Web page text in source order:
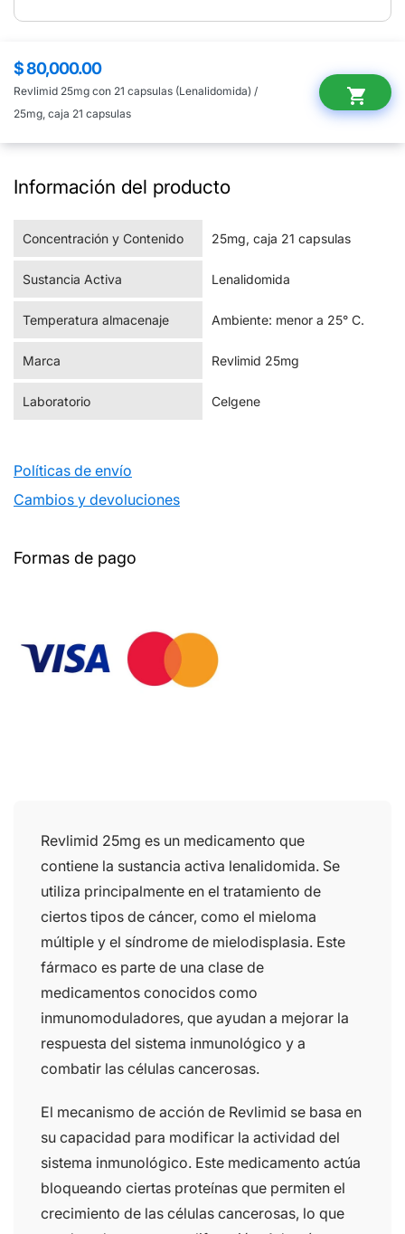
Precio
regular
$ 80,000.00
Revlimid 25mg con 21 capsulas (Lenalidomida) /
25mg, caja 21 capsulas
shopping_cart
Información del producto
Concentración y Contenido 25mg, caja 21 capsulas
Sustancia Activa Lenalidomida
Temperatura almacenaje Ambiente: menor a 25° C.
Marca Revlimid 25mg
Laboratorio Celgene
Políticas de envío
Cambios y devoluciones
Formas de pago
Revlimid 25mg es un medicamento que
contiene la sustancia activa lenalidomida. Se
utiliza principalmente en el tratamiento de
ciertos tipos de cáncer, como el mieloma
múltiple y el síndrome de mielodisplasia. Este
fármaco es parte de una clase de
medicamentos conocidos como
inmunomoduladores, que ayudan a mejorar la
respuesta del sistema inmunológico y a
combatir las células cancerosas.
El mecanismo de acción de Revlimid se basa en
su capacidad para modificar la actividad del
sistema inmunológico. Este medicamento actúa
bloqueando ciertas proteínas que permiten el
crecimiento de las células cancerosas, lo que